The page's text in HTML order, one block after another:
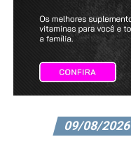
09/08/2026